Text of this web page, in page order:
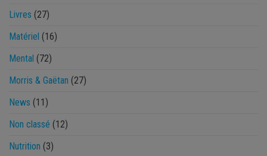
Livres (27)
Matériel (16)
Mental (72)
Morris & Gaëtan (27)
News (11)
Non classé (12)
Nutrition (3)